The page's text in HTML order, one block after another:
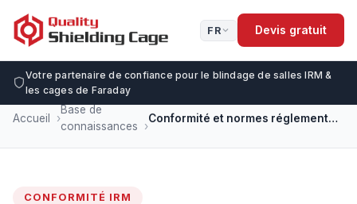
FR Devis gratuit
Votre partenaire de confiance pour le blindage de salles IRM &
les cages de Faraday
Accueil
Base de
connaissances
Conformité et normes réglementaires du blindage IRM : ce qu'il faut savoir
CONFORMITÉ IRM